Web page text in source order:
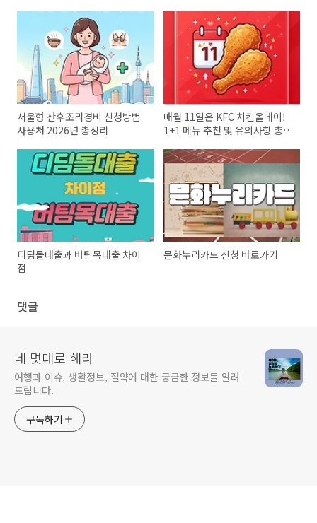
서울형 산후조리경비 신청방법
사용처 2026년 총정리
매월 11일은 KFC 치킨올데이!
1+1 메뉴 추천 및 유의사항 총정
디딤돌대출과 버팀목대출 차이
점
문화누리카드 신청 바로가기
댓글
네 멋대로 해라
여행과 이슈, 생활정보, 절약에 대한 궁금한 정보들 알려
드립니다.
구독하기